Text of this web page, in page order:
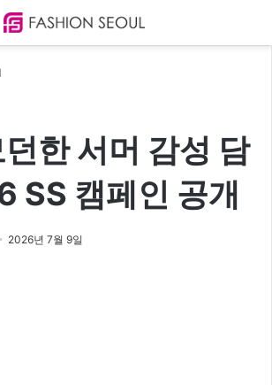
한 서머 감성 담
SS 캠페인 공개
2026년 7월 9일